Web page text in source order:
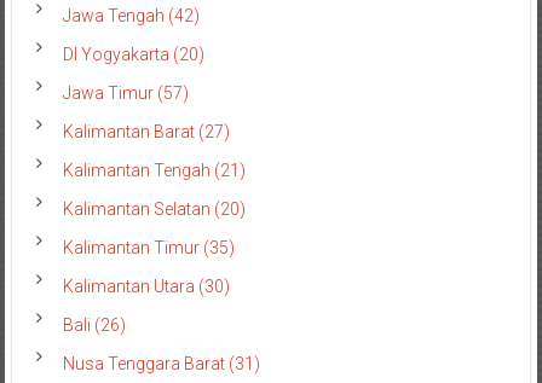
Jawa Tengah (42)
DI Yogyakarta (20)
Jawa Timur (57)
Kalimantan Barat (27)
Kalimantan Tengah (21)
Kalimantan Selatan (20)
Kalimantan Timur (35)
Kalimantan Utara (30)
Bali (26)
Nusa Tenggara Barat (31)